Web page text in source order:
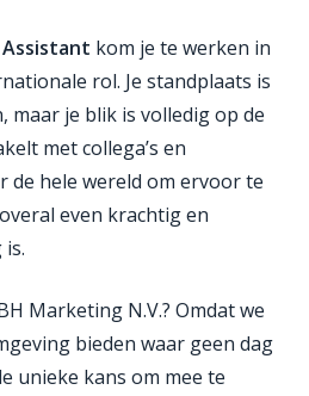
kom je te werken in
rol. Je standplaats is
maar je blik is volledig op de
met collega’s en
de hele wereld om ervoor te
even krachtig en
Marketing N.V.? Omdat we
bieden waar geen dag
unieke kans om mee te